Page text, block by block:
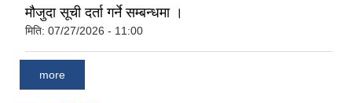
मौजुदा सूची दर्ता गर्ने सम्बन्धमा ।
मिति: 07/27/2026 - 11:00
more